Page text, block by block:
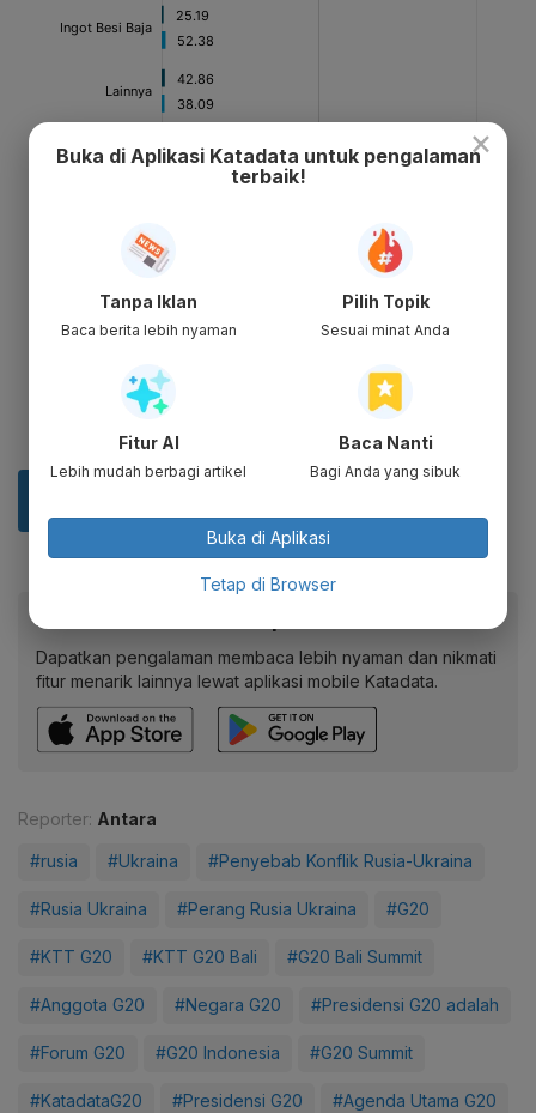
Baca artikel ini lewat aplikasi mobile.
Dapatkan pengalaman membaca lebih nyaman dan nikmati
fitur menarik lainnya lewat aplikasi mobile Katadata.
Reporter: Antara
#rusia #Ukraina #Penyebab Konflik Rusia-Ukraina
#Rusia Ukraina #Perang Rusia Ukraina #G20
#KTT G20 #KTT G20 Bali #G20 Bali Summit
#Anggota G20 #Negara G20 #Presidensi G20 adalah
#Forum G20 #G20 Indonesia #G20 Summit
#KatadataG20 #Presidensi G20 #Agenda Utama G20
×
Buka di Aplikasi Katadata untuk pengalaman
terbaik!
Tanpa Iklan
Baca berita lebih nyaman
Pilih Topik
Sesuai minat Anda
Fitur AI
Lebih mudah berbagi artikel
Baca Nanti
Bagi Anda yang sibuk
Buka di Aplikasi
Tetap di Browser